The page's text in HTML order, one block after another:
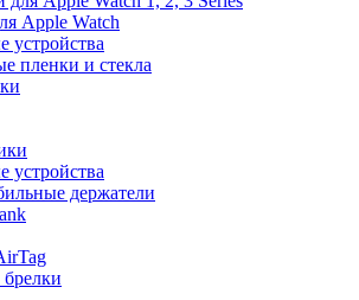
Apple Watch
устройства
пленки и стекла
устройства
держатели